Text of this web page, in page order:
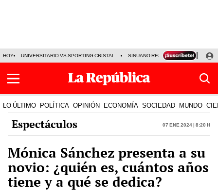
HOY UNIVERSITARIO VS SPORTING CRISTAL SINUANO RESULTADOS HOY
LO ÚLTIMO POLÍTICA OPINIÓN ECONOMÍA SOCIEDAD MUNDO
Espectáculos 07 Ene 2024 | 8:20 h
Mónica Sánchez presenta a su
novio: ¿quién es, cuántos años
tiene y a qué se dedica?